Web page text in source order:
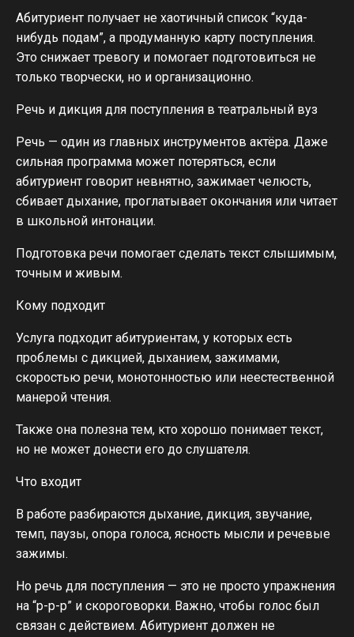
Абитуриент получает не хаотичный список “куда-
нибудь подам”, а продуманную карту поступления.
Это снижает тревогу и помогает подготовиться не
только творчески, но и организационно.
Речь и дикция для поступления в театральный вуз
Речь — один из главных инструментов актёра. Даже
сильная программа может потеряться, если
абитуриент говорит невнятно, зажимает челюсть,
сбивает дыхание, проглатывает окончания или читает
в школьной интонации.
Подготовка речи помогает сделать текст слышимым,
точным и живым.
Кому подходит
Услуга подходит абитуриентам, у которых есть
проблемы с дикцией, дыханием, зажимами,
скоростью речи, монотонностью или неестественной
манерой чтения.
Также она полезна тем, кто хорошо понимает текст,
но не может донести его до слушателя.
Что входит
В работе разбираются дыхание, дикция, звучание,
темп, паузы, опора голоса, ясность мысли и речевые
зажимы.
Но речь для поступления — это не просто упражнения
на “р-р-р” и скороговорки. Важно, чтобы голос был
связан с действием. Абитуриент должен не